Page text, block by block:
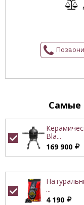
Самые
Bla...
169 900
...
4 190